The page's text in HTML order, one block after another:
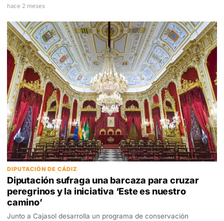
hace 2 meses
DIPUTACIÓN DE CÁDIZ
Diputación sufraga una barcaza para cruzar
peregrinos y la iniciativa ‘Este es nuestro
camino’
Junto a Cajasol desarrolla un programa de conservación